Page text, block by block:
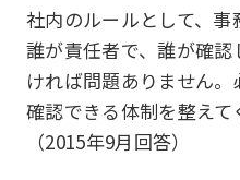
社内のルールとして、事
誰が責任者で、誰が確
ければ問題ありません
確認できる体制を整えて
（2015年9月回答）